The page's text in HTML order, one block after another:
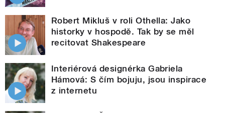
Robert Mikluš v roli Othella: Jako
historky v hospodě. Tak by se měl
recitovat Shakespeare
Interiérová designérka Gabriela
Hámová: S čím bojuju, jsou inspirace
z internetu